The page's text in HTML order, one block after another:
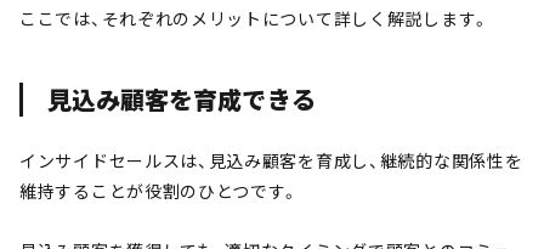
ここでは、それぞれのメリットについて詳しく解説します。
見込み顧客を育成できる
インサイドセールスは、見込み顧客を育成し、継続的な関係性を
維持することが役割のひとつです。